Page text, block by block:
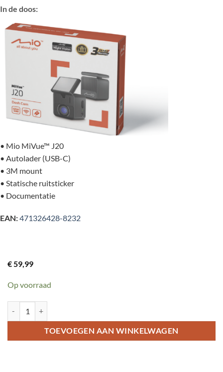
In de doos:
• Mio MiVue™ J20
• Autolader (USB-C)
• 3M mount
• Statische ruitsticker
• Documentatie
EAN:471326428-8232
€59,99
Op voorraad
TOEVOEGEN AAN WINKELWAGEN